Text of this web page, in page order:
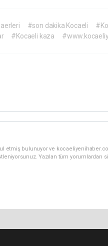
#son dakika Kocaeli
#Kocaeli kaza
etmiş bulunuyor ve
Yazılan tüm